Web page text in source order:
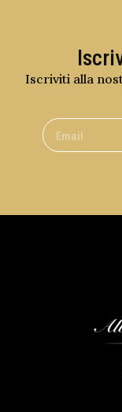
Iscriviti alla